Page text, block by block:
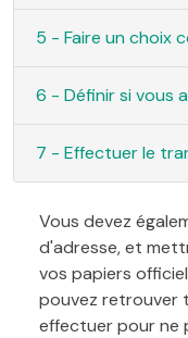
5 - Faire un choix
6 - Définir si vous
7 - Effectuer le
Vous devez
d'adresse, et
vos papiers
pouvez retrouver
effectuer pour ne